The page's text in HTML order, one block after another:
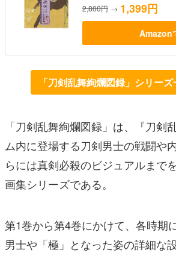
2,800円 → 1,399円
Amazon
「刀剣乱舞絢爛図録」シリー
「刀剣乱舞絢爛図録」は、『刀剣
ム内に登場する刀剣男士の戦闘や
らには真剣必殺のビジュアルまで
画集シリーズである。
第1巻から第4巻にかけて、各時期
男士や「極」となった姿の詳細な